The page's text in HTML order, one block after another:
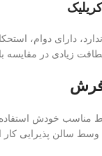
دارای دوام،
زیادی در مقایسه
فرش